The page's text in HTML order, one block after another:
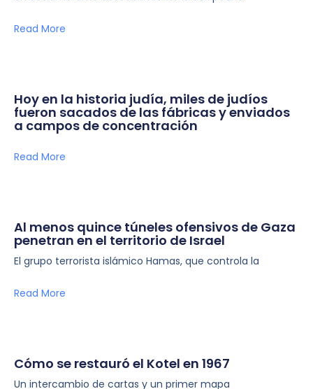
Read More
Hoy en la historia judía, miles de judíos
fueron sacados de las fábricas y enviados
a campos de concentración
Read More
Al menos quince túneles ofensivos de Gaza
penetran en el territorio de Israel
El grupo terrorista islámico Hamas, que controla la
Read More
Cómo se restauró el Kotel en 1967
Un intercambio de cartas y un primer mapa